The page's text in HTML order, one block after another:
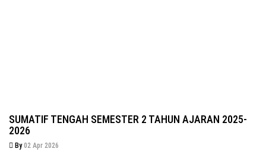
SUMATIF TENGAH SEMESTER 2 TAHUN AJARAN 2025-
2026
By02 Apr 2026